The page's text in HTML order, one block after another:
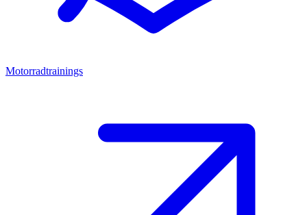
Motorradtrainings